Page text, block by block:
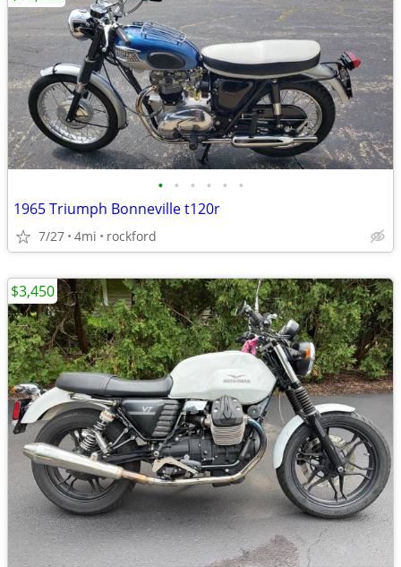
• • • • • •
1965 Triumph Bonneville t120r
7/27 4mi rockford
$3,450